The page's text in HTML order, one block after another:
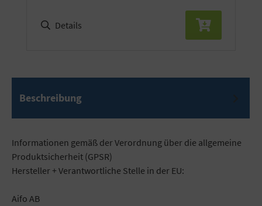
Details
Beschreibung
Informationen gemäß der Verordnung über die allgemeine
Produktsicherheit (GPSR)
Hersteller + Verantwortliche Stelle in der EU:
Aifo AB